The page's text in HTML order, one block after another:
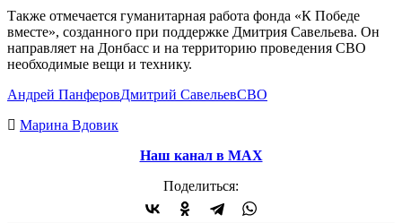
Также отмечается гуманитарная работа фонда «К Победе
вместе», созданного при поддержке Дмитрия Савельева. Он
направляет на Донбасс и на территорию проведения СВО
необходимые вещи и технику.
Андрей ПанферовДмитрий СавельевСВО
Марина Вдовик
Наш канал в МАХ
Поделиться: